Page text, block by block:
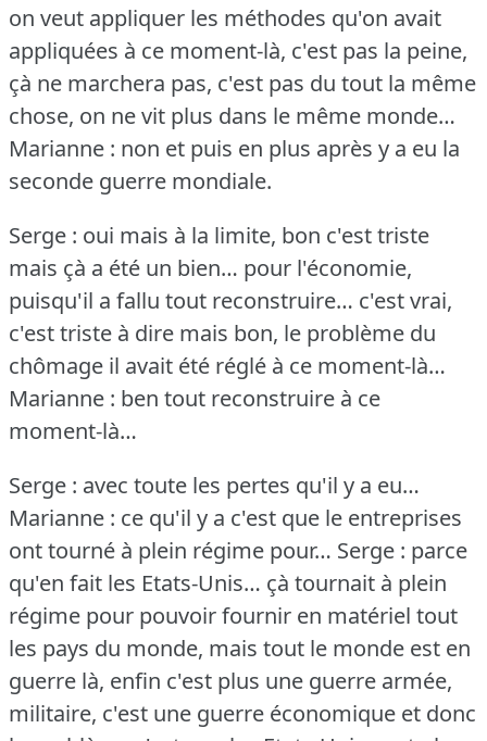
on veut appliquer les méthodes qu'on avait
appliquées à ce moment-là, c'est pas la peine,
çà ne marchera pas, c'est pas du tout la même
chose, on ne vit plus dans le même monde…
Marianne : non et puis en plus après y a eu la
seconde guerre mondiale.
Serge : oui mais à la limite, bon c'est triste
mais çà a été un bien… pour l'économie,
puisqu'il a fallu tout reconstruire… c'est vrai,
c'est triste à dire mais bon, le problème du
chômage il avait été réglé à ce moment-là…
Marianne : ben tout reconstruire à ce
moment-là…
Serge : avec toute les pertes qu'il y a eu…
Marianne : ce qu'il y a c'est que le entreprises
ont tourné à plein régime pour… Serge : parce
qu'en fait les Etats-Unis… çà tournait à plein
régime pour pouvoir fournir en matériel tout
les pays du monde, mais tout le monde est en
guerre là, enfin c'est plus une guerre armée,
militaire, c'est une guerre économique et donc